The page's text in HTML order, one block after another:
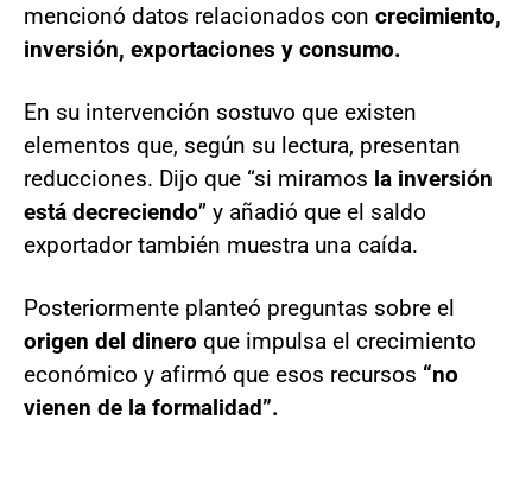
mencionó datos relacionados con crecimiento,
inversión, exportaciones y consumo.
En su intervención sostuvo que existen
elementos que, según su lectura, presentan
reducciones. Dijo que “si miramos la inversión
está decreciendo” y añadió que el saldo
exportador también muestra una caída.
Posteriormente planteó preguntas sobre el
origen del dinero que impulsa el crecimiento
económico y afirmó que esos recursos “no
vienen de la formalidad”.